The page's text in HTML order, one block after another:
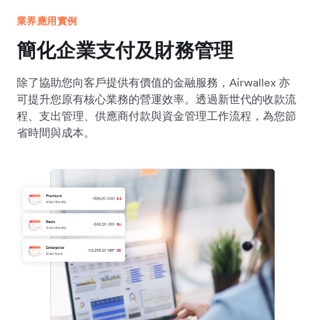
業界應用實例
簡化企業支付及財務管理
除了協助您向客戶提供有價值的金融服務，Airwallex 亦
可提升您原有核心業務的營運效率。透過新世代的收款流
程、支出管理、供應商付款與資金管理工作流程，為您節
省時間與成本。